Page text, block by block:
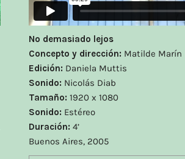
No demasiado lejos
Concepto y dirección: Matilde Marín
Edición: Daniela Muttis
Sonido: Nicolás Diab
Tamaño: 1920 x 1080
Sonido: Estéreo
Duración: 4’
Buenos Aires, 2005